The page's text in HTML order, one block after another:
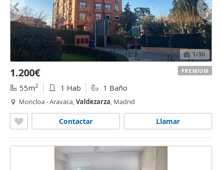
1/30
1.200€
55m2 1 Hab 1 Baño
Moncloa - Aravaca,Valdezarza, Madrid
Llamar
Contactar
PREMIUM